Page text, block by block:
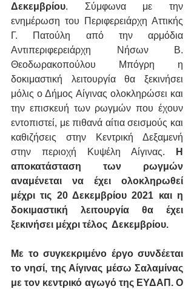
Δεκεμβρίου. Σύμφωνα με την
ενημέρωση του Περιφερειάρχη Αττικής
Γ. Πατούλη από την αρμόδια
Αντιπεριφερειάρχη Νήσων Β.
Θεοδωρακοπούλου Μπόγρη η
δοκιμαστική λειτουργία θα ξεκινήσει
μόλις ο Δήμος Αίγινας ολοκληρώσει και
την επισκευή των ρωγμών που έχουν
εντοπιστεί, με πιθανά αίτια σεισμούς και
καθιζήσεις στην Κεντρική Δεξαμενή
στην περιοχή Κυψέλη Αίγινας.
Η
αποκατάσταση των ρωγμών
αναμένεται να έχει ολοκληρωθεί
μέχρι τις 20 Δεκεμβρίου 2021 και η
δοκιμαστική λειτουργία θα έχει
ξεκινήσει μέχρι τέλος  Δεκεμβρίου.
Με το συγκεκριμένο έργο συνδέεται
το νησί, της Αίγινας μέσω Σαλαμίνας
με τον κεντρικό αγωγό της ΕΥΔΑΠ. Ο